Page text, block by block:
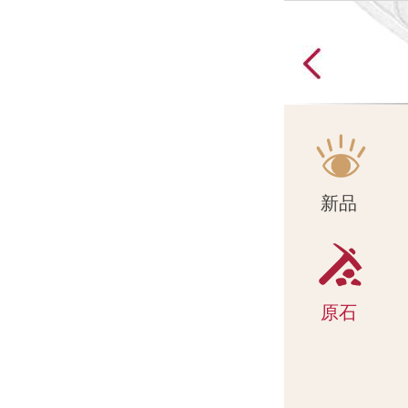
原石
新品
原石